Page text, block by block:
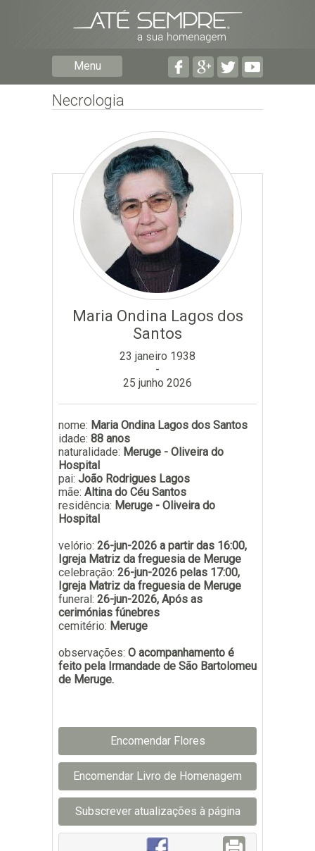
Menu
Necrologia
Maria Ondina Lagos dos
Santos
23 janeiro 1938
-
25 junho 2026
nome: Maria Ondina Lagos dos Santos
idade: 88 anos
naturalidade: Meruge - Oliveira do
Hospital
pai: João Rodrigues Lagos
mãe: Altina do Céu Santos
residência: Meruge - Oliveira do
Hospital
velório: 26-jun-2026 a partir das 16:00,
Igreja Matriz da freguesia de Meruge
celebração: 26-jun-2026 pelas 17:00,
Igreja Matriz da freguesia de Meruge
funeral: 26-jun-2026, Após as
cerimónias fúnebres
cemitério: Meruge
observações: O acompanhamento é
feito pela Irmandade de São Bartolomeu
de Meruge.
Encomendar Flores
Encomendar Livro de Homenagem
Subscrever atualizações à página
Preencha o formulário seguinte para ser notificado de
falecimentos em determinado concelho.
Subscrever
Preencha os seguintes campos com a informação mais
pormenorizada possível: